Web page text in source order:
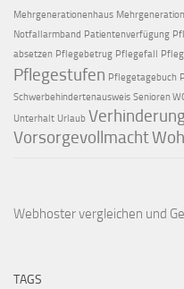
Mehrgenerationenhaus
Notfallarmband Patientenverfügung
absetzen Pflegebetrug Pflegefall
Pflegestufen Pflegetagebuch
Schwerbehindertenausweis Senioren
Unterhalt Urlaub
Vorsorgevollmacht
Webhoster vergleichen und
TAGS